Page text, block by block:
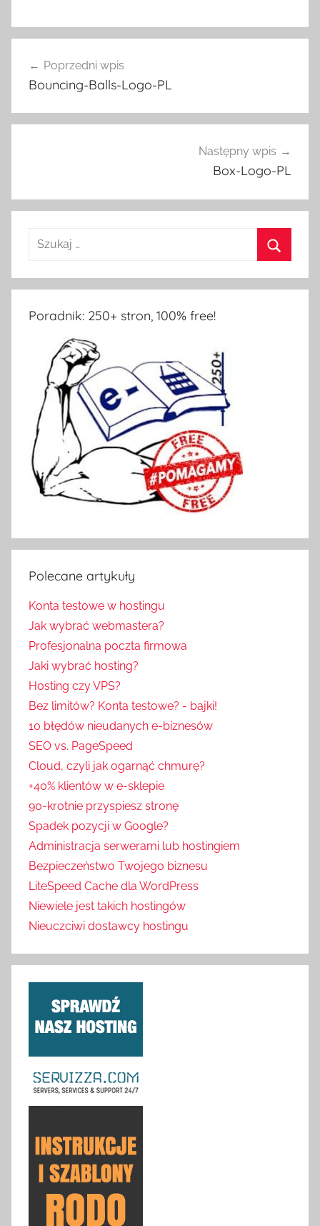
wpisu
Poprzedni wpis
Bouncing-Balls-Logo-PL
Następny wpis
Box-Logo-PL
Poradnik: 250+ stron, 100% free!
Polecane artykuły
Konta testowe w hostingu
Jak wybrać webmastera?
Profesjonalna poczta firmowa
Jaki wybrać hosting?
Hosting czy VPS?
Bez limitów? Konta testowe? - bajki!
10 błędów nieudanych e-biznesów
SEO vs. PageSpeed
Cloud, czyli jak ogarnąć chmurę?
+40% klientów w e-sklepie
90-krotnie przyspiesz stronę
Spadek pozycji w Google?
Administracja serwerami lub hostingiem
Bezpieczeństwo Twojego biznesu
LiteSpeed Cache dla WordPress
Niewiele jest takich hostingów
Nieuczciwi dostawcy hostingu